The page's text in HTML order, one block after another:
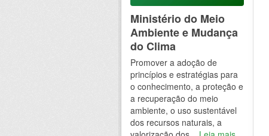
Ministério do Meio
Ambiente e Mudança
do Clima
Promover a adoção de
princípios e estratégias para
o conhecimento, a proteção e
a recuperação do meio
ambiente, o uso sustentável
dos recursos naturais, a